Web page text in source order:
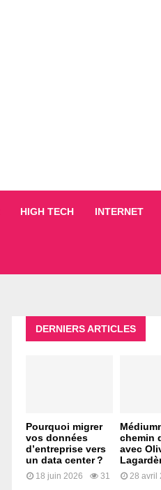
HIGH TECH INTERNET
DERNIERS ARTICLES
Pourquoi migrer
vos données
d’entreprise vers
un data center ?
18 juin 2026 31
chemin
avec
28 avril